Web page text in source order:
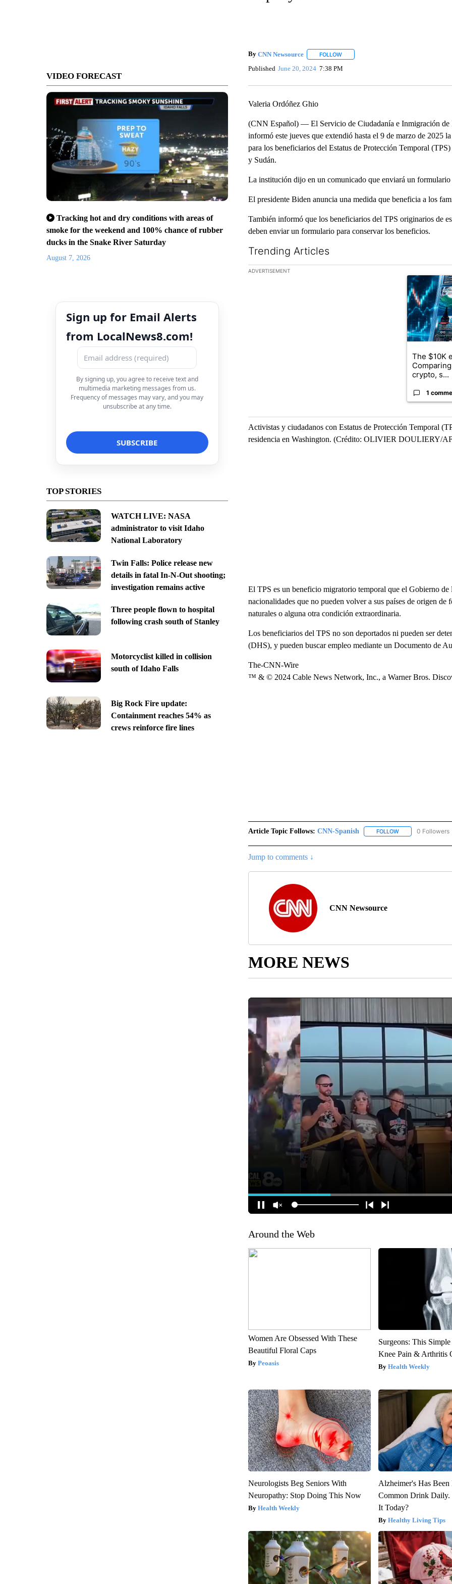
VIDEO FORECAST
Tracking hot and dry conditions with areas of
smoke for the weekend and 100% chance of rubber
ducks in the Snake River Saturday
August 7, 2026
Sign up for Email Alerts
from LocalNews8.com!
By signing up, you agree to receive text and
multimedia marketing messages from us.
Frequency of messages may vary, and you may
unsubscribe at any time.
TOP STORIES
WATCH LIVE: NASA
administrator to visit Idaho
National Laboratory
Twin Falls: Police release new
details in fatal In-N-Out shooting;
investigation remains active
Three people flown to hospital
following crash south of Stanley
Motorcyclist killed in collision
south of Idaho Falls
Big Rock Fire update:
Containment reaches 54% as
crews reinforce fire lines
By CNN Newsource FOLLOWFOLLOW "" TO RECEIVE NOTIFICATIONS
Published June 20, 2024 7:38 PM
Valeria Ordóñez Ghio
(CNN Español) — El Servicio de Ciudadanía e Inmigración de
informó este jueves que extendió hasta el 9 de marzo de 2025
para los beneficiarios del Estatus de Protección Temporal
y Sudán.
La institución dijo en un comunicado que enviará un formulario
El presidente Biden anuncia una medida que beneficia a los
También informó que los beneficiarios del TPS originarios de
deben enviar un formulario para conservar los beneficios.
Trending Articles
The following is a list of the most commented articles in the
ADVERTISEMENT
A trending
The $10K
crypto, s...
1
Activistas y ciudadanos con Estatus de Protección Temporal
residencia en Washington. (Crédito: OLIVIER DOULIERY/
El TPS es un beneficio migratorio temporal que el Gobierno de
nacionalidades que no pueden volver a sus países de origen
naturales o alguna otra condición extraordinaria.
Los beneficiarios del TPS no son deportados ni pueden ser
(DHS), y pueden buscar empleo mediante un Documento de
The-CNN-Wire
™ & © 2024 Cable News Network, Inc., a Warner Bros.
Article Topic Follows: CNN-Spanish FOLLOWFOLLOW "CNN-
0 Followers
Jump to comments ↓
CNN Newsource
MORE NEWS
Around the Web
Women Are Obsessed With These
Beautiful Floral Caps
Peoasis
Surgeons: This
Knee Pain & Arthritis
Health Weekly
Neurologists Beg Seniors With
Neuropathy: Stop Doing This Now
Health Weekly
Alzheimer's Has
Common Drink
It Today?
Healthy Living Tips